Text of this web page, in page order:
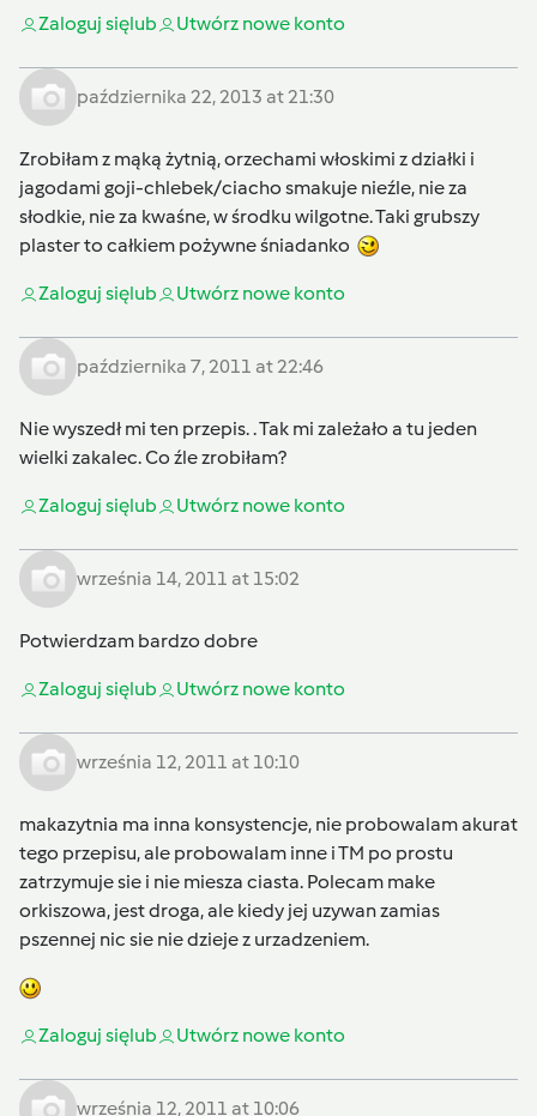
Zaloguj sięlub Utwórz nowe konto
października 22, 2013 at 21:30
Zrobiłam z mąką żytnią, orzechami włoskimi z działki i
jagodami goji-chlebek/ciacho smakuje nieźle, nie za
słodkie, nie za kwaśne, w środku wilgotne. Taki grubszy
plaster to całkiem pożywne śniadanko
Zaloguj sięlub Utwórz nowe konto
października 7, 2011 at 22:46
Nie wyszedł mi ten przepis. . Tak mi zależało a tu jeden
wielki zakalec. Co źle zrobiłam?
Zaloguj sięlub Utwórz nowe konto
września 14, 2011 at 15:02
Potwierdzam bardzo dobre
Zaloguj sięlub Utwórz nowe konto
września 12, 2011 at 10:10
makazytnia ma inna konsystencje, nie probowalam akurat
tego przepisu, ale probowalam inne i TM po prostu
zatrzymuje sie i nie miesza ciasta. Polecam make
orkiszowa, jest droga, ale kiedy jej uzywan zamias
pszennej nic sie nie dzieje z urzadzeniem.
Zaloguj sięlub Utwórz nowe konto
września 12, 2011 at 10:06